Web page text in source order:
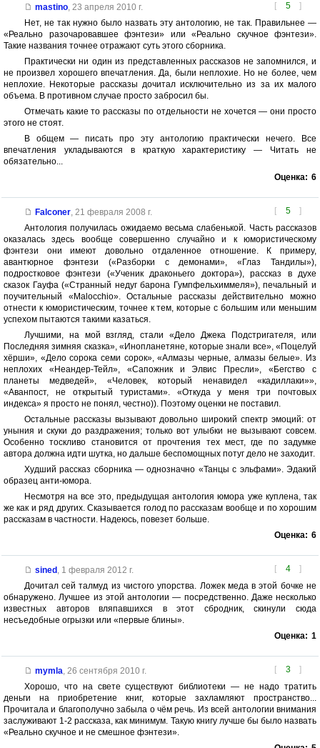
[ 5 ]
mastino, 23 апреля 2010 г.
Нет, не так нужно было назвать эту антологию, не так. Правильнее —
«Реально разочаровавшее фэнтези» или «Реально скучное фэнтези».
Такие названия точнее отражают суть этого сборника.
Практически ни один из представленных рассказов не запомнился, и
не произвел хорошего впечатления. Да, были неплохие. Но не более, чем
неплохие. Некоторые рассказы дочитал исключительно из за их малого
объема. В противном случае просто забросил бы.
Отмечать какие то рассказы по отдельности не хочется — они просто
этого не стоят.
В общем — писать про эту антологию практически нечего. Все
впечатления укладываются в краткую характеристику — Читать не
обязательно...
Оценка: 6
[ 5 ]
Falconer, 21 февраля 2008 г.
Антология получилась ожидаемо весьма слабенькой. Часть рассказов
оказалась здесь вообще совершенно случайно и к юмористическому
фэнтези они имеют довольно отдаленное отношение. К примеру,
авантюрное фэнтези («Разборки с демонами», «Глаз Тандилы»),
подростковое фэнтези («Ученик драконьего доктора»), рассказ в духе
сказок Гауфа («Странный недуг барона Гумпфельхиммеля»), печальный и
поучительный «Malocchio». Остальные рассказы действительно можно
отнести к юмористическим, точнее к тем, которые с большим или меньшим
успехом пытаются такими казаться.
Лучшими, на мой взгляд, стали «Дело Джека Подстригателя, или
Последняя зимняя сказка», «Инопланетяне, которые знали все», «Поцелуй
хёрши», «Дело сорока семи сорок», «Алмазы черные, алмазы белые». Из
неплохих «Неандер-Тейл», «Сапожник и Элвис Пресли», «Бегство с
планеты медведей», «Человек, который ненавидел «кадиллаки»»,
«Аванпост, не открытый туристами». «Откуда у меня три почтовых
индекса» я просто не понял, честно)). Поэтому оценки не поставил.
Остальные рассказы вызывают довольно широкий спектр эмоций: от
уныния и скуки до раздражения; только вот улыбки не вызывают совсем.
Особенно тоскливо становится от прочтения тех мест, где по задумке
автора должна идти шутка, но дальше беспомощных потуг дело не заходит.
Худший рассказ сборника — однозначно «Танцы с эльфами». Эдакий
образец анти-юмора.
Несмотря на все это, предыдущая антология юмора уже куплена, так
же как и ряд других. Сказывается голод по рассказам вообще и по хорошим
рассказам в частности. Надеюсь, повезет больше.
Оценка: 6
[ 4 ]
sined , 1 февраля 2012 г.
Дочитал сей талмуд из чистого упорства. Ложек меда в этой бочке не
обнаружено. Лучшее из этой антологии — посредственно. Даже несколько
известных авторов вляпавшихся в этот сбродник, скинули сюда
несъедобные огрызки или «первые блины».
Оценка: 1
[ 3 ]
mymla, 26 сентября 2010 г.
Хорошо, что на свете существуют библиотеки — не надо тратить
деньги на приобретение книг, которые захламляют пространство...
Прочитала и благополучно забыла о чём речь. Из всей антологии внимания
заслуживают 1-2 рассказа, как минимум. Такую книгу лучше бы было назвать
«Реально скучное и не смешное фэнтези».